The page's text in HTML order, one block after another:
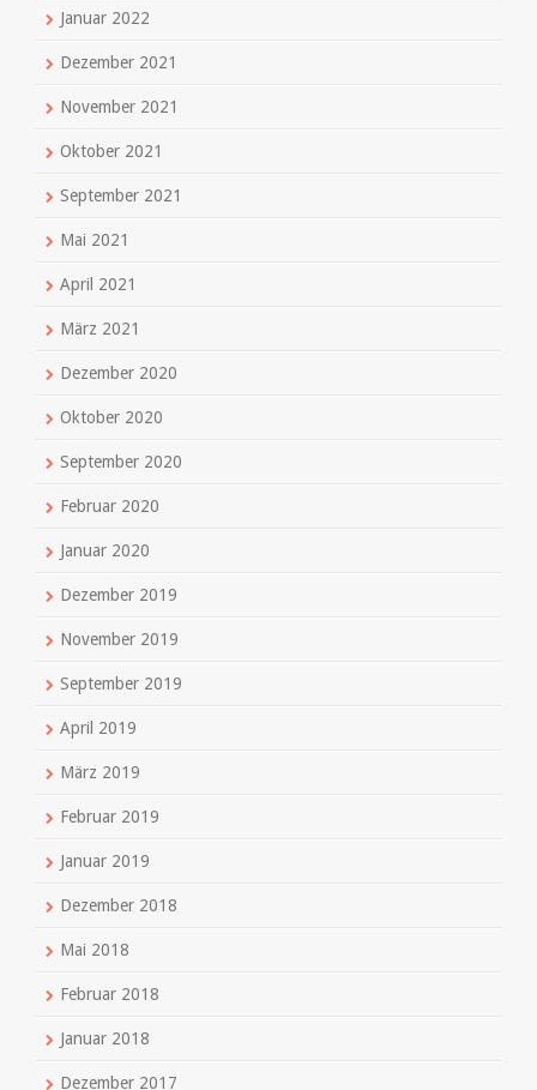
Januar 2022
Dezember 2021
November 2021
Oktober 2021
September 2021
Mai 2021
April 2021
März 2021
Dezember 2020
Oktober 2020
September 2020
Februar 2020
Januar 2020
Dezember 2019
November 2019
September 2019
April 2019
März 2019
Februar 2019
Januar 2019
Dezember 2018
Mai 2018
Februar 2018
Januar 2018
Dezember 2017